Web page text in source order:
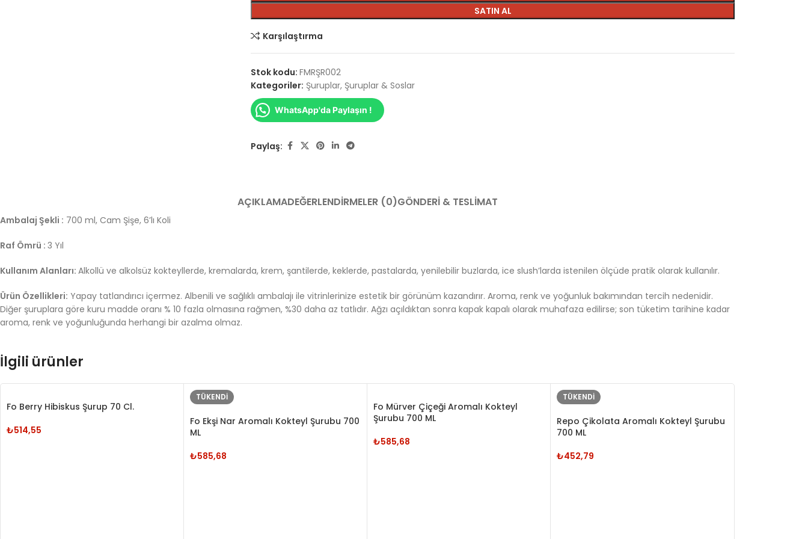
SATIN AL
Karşılaştırma
Stok kodu:FMRŞR002
Kategoriler: Şuruplar, Şuruplar & Soslar
WhatsApp'da Paylaşın !
Paylaş:
AÇIKLAMADEĞERLENDIRMELER (0)GÖNDERI & TESLIMAT
Ambalaj Şekli : 700 ml, Cam Şişe, 6’lı Koli
Raf Ömrü : 3 Yıl
Kullanım Alanları: Alkollü ve alkolsüz kokteyllerde, kremalarda, krem, şantilerde, keklerde, pastalarda, yenilebilir buzlarda, ice slush’larda istenilen ölçüde pratik olarak kullanılır.
Ürün Özellikleri: Yapay tatlandırıcı içermez. Albenili ve sağlıklı ambalajı ile vitrinlerinize estetik bir görünüm kazandırır. Aroma, renk ve yoğunluk bakımından tercih nedenidir.
Diğer şuruplara göre kuru madde oranı % 10 fazla olmasına rağmen, %30 daha az tatlıdır. Ağzı açıldıktan sonra kapak kapalı olarak muhafaza edilirse; son tüketim tarihine kadar
aroma, renk ve yoğunluğunda herhangi bir azalma olmaz.
İlgili ürünler
Fo Berry Hibiskus Şurup 70 Cl.
₺514,55
TÜKENDI
Fo Ekşi Nar Aromalı Kokteyl Şurubu 700
ML
₺585,68
Fo Mürver Çiçeği Aromalı Kokteyl
Şurubu 700 ML
₺585,68
TÜKENDI
Repo Çikolata Aromalı Kokteyl Şurubu
700 ML
₺452,79